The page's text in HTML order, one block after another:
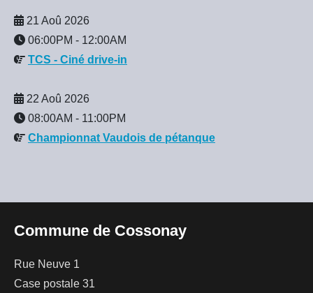
21 Aoû 2026
06:00PM - 12:00AM
TCS - Ciné drive-in
22 Aoû 2026
08:00AM - 11:00PM
Championnat Vaudois de pétanque
Commune de Cossonay
Rue Neuve 1
Case postale 31